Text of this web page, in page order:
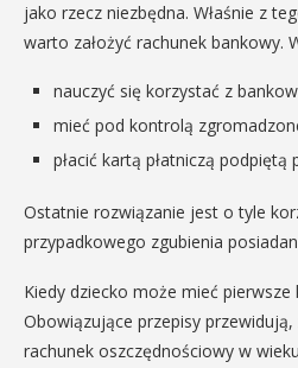
jako rzecz niezbędna. Właśnie z
warto założyć rachunek bankowy.
nauczyć się korzystać z
mieć pod kontrolą
płacić kartą płatniczą podpiętą
Ostatnie rozwiązanie jest o tyle
przypadkowego zgubienia
Kiedy dziecko może mieć
Obowiązujące przepisy
rachunek oszczędnościowy w